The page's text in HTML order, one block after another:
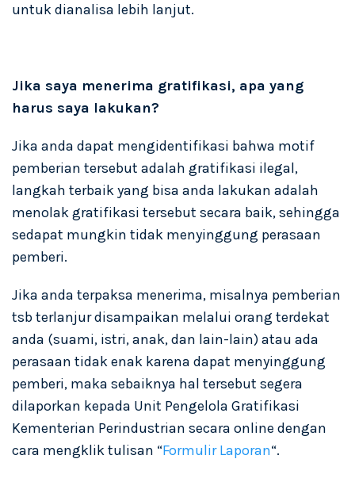
untuk dianalisa lebih lanjut.
Jika saya menerima gratifikasi, apa yang
harus saya lakukan?
Jika anda dapat mengidentifikasi bahwa motif
pemberian tersebut adalah gratifikasi ilegal,
langkah terbaik yang bisa anda lakukan adalah
menolak gratifikasi tersebut secara baik, sehingga
sedapat mungkin tidak menyinggung perasaan
pemberi.
Jika anda terpaksa menerima, misalnya pemberian
tsb terlanjur disampaikan melalui orang terdekat
anda (suami, istri, anak, dan lain-lain) atau ada
perasaan tidak enak karena dapat menyinggung
pemberi, maka sebaiknya hal tersebut segera
dilaporkan kepada Unit Pengelola Gratifikasi
Kementerian Perindustrian secara online dengan
cara mengklik tulisan “Formulir Laporan“.